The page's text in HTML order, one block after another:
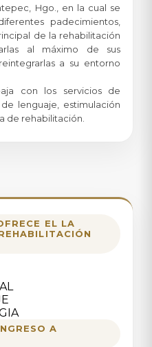
Hgo., en la cual se
padecimientos,
de la rehabilitación
al máximo de sus
a su entorno
con los servicios de
lenguaje, estimulación
de rehabilitación.
EL LA
A